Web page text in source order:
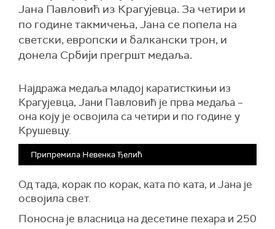
Јана Павловић из Крагујевца. За четири и
по године такмичења, Јана се попела на
светски, европски и балкански трон, и
донела Србији прегршт медаља.
Најдража медаља младој каратисткињи из
Крагујевца, Јани Павловић је прва медаља –
она коју је освојила са четири и по године у
Крушевцу.
Припремила Невенка Ђелић
Од тада, корак по корак, ката по ката, и Јана је
освојила свет.
Поносна је власница на десетине пехара и 250